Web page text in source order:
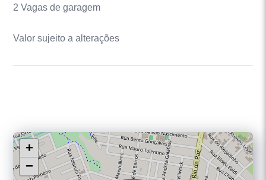
2 Vagas de garagem
Valor sujeito a alterações
+
−